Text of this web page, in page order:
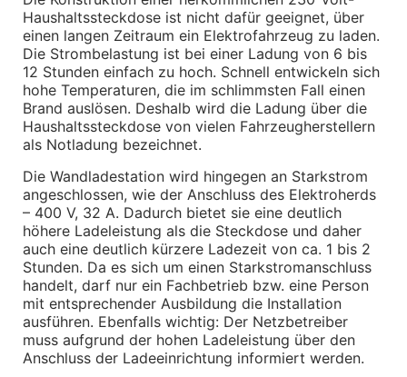
Interieur
Navigation Update
Kommunikation & Information
Winterkompletträder
Sommerkompletträder
Räderzubehör
Felgen
Reifen
Sicherheit
BMW X7 Zubehör
M Performance
Transport & Gepäck
Exterieur
Interieur
Navigation Update
Kommunikation & Information
Winterkompletträder
Sommerkompletträder
Räderzubehör
Felgen
Reifen
Sicherheit
Haushaltssteckdose ist nicht dafür geeignet, über
einen langen Zeitraum ein Elektrofahrzeug zu laden.
Die Strombelastung ist bei einer Ladung von 6 bis
12 Stunden einfach zu hoch. Schnell entwickeln sich
hohe Temperaturen, die im schlimmsten Fall einen
Brand auslösen. Deshalb wird die Ladung über die
Haushaltssteckdose von vielen Fahrzeugherstellern
als Notladung bezeichnet.
Die Wandladestation wird hingegen an Starkstrom
angeschlossen, wie der Anschluss des Elektroherds
– 400 V, 32 A. Dadurch bietet sie eine deutlich
höhere Ladeleistung als die Steckdose und daher
auch eine deutlich kürzere Ladezeit von ca. 1 bis 2
Stunden. Da es sich um einen Starkstromanschluss
handelt, darf nur ein Fachbetrieb bzw. eine Person
mit entsprechender Ausbildung die Installation
ausführen. Ebenfalls wichtig: Der Netzbetreiber
muss aufgrund der hohen Ladeleistung über den
Anschluss der Ladeeinrichtung informiert werden.